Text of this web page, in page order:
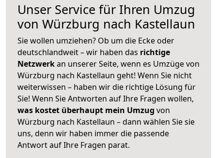
Unser Service für Ihren Umzug
von Würzburg nach Kastellaun
Sie wollen umziehen? Ob um die Ecke oder
deutschlandweit – wir haben das richtige
Netzwerkan unserer Seite, wenn es Umzüge von
Würzburg nach Kastellaun geht! Wenn Sie nicht
weiterwissen – haben wir die richtige Lösung für
Sie! Wenn Sie Antworten auf Ihre Fragen wollen,
was kostet überhaupt mein Umzug von
Würzburg nach Kastellaun – dann wählen Sie sie
uns, denn wir haben immer die passende
Antwort auf Ihre Fragen parat.